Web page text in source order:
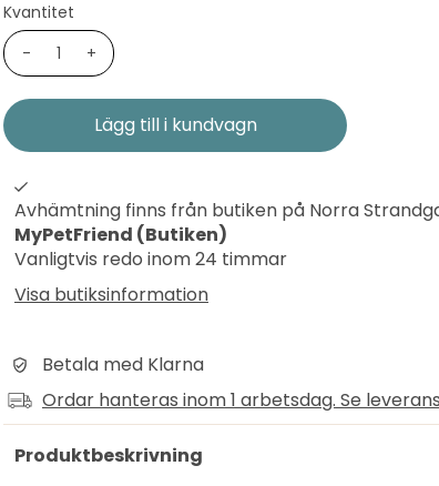
Kvantitet
-
+
Avhämtning finns från butiken på Norra
MyPetFriend (Butiken)
Vanligtvis redo inom 24 timmar
Visa butiksinformation
Betala med Klarna
Ordar hanteras inom 1 arbetsdag. Se
Produktbeskrivning